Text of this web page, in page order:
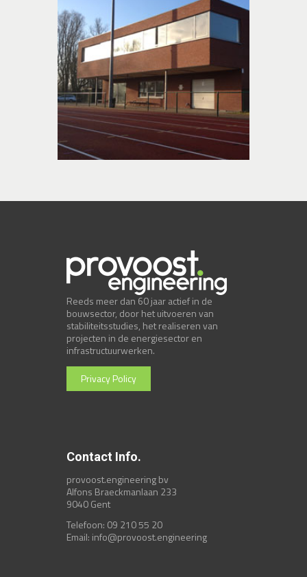
Reeds meer dan 60 jaar actief in de
bouwsector, door het uitvoeren van
stabiliteitsstudies, het realiseren van
projecten in de energiesector en
infrastructuurwerken.
Privacy Policy
Contact Info.
provoost.engineering bv
Alfons Braeckmanlaan 233
9040 Gent
Telefoon: 09 210 55 20
Email: info@provoost.engineering